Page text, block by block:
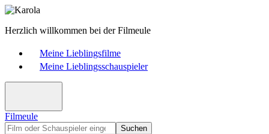
Herzlich willkommen bei der Filmeule
Meine Lieblingsfilme
Meine Lieblingsschauspieler
Filmeule
Suchen